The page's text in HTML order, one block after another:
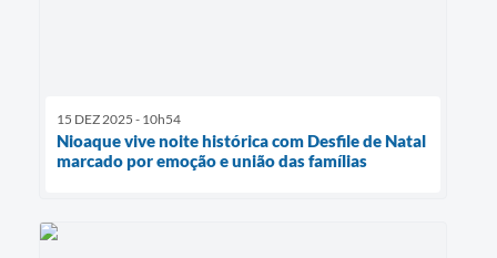
15 DEZ 2025 - 10h54
Nioaque vive noite histórica com Desfile de Natal
marcado por emoção e união das famílias